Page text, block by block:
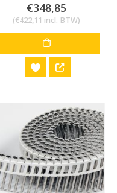
0out of 5
€348,85
(€422,11 incl. BTW)